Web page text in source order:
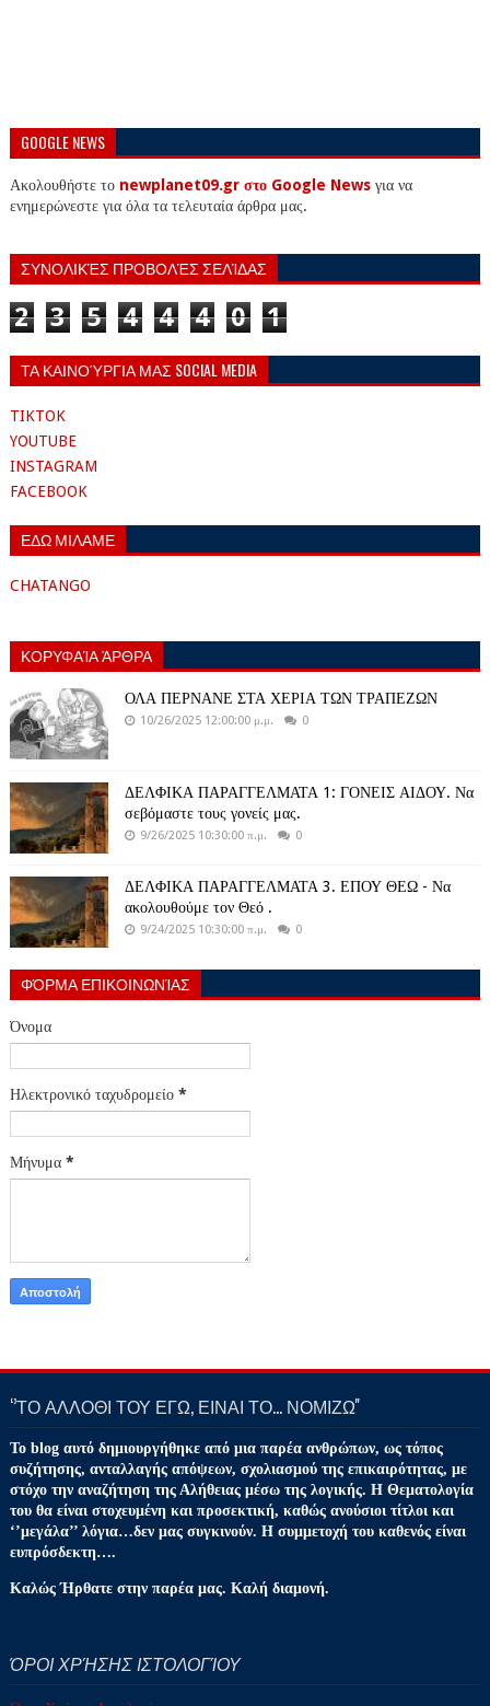
GOOGLE NEWS
Ακολουθήστε το newplanet09.gr στο Google Newsγια να
ενημερώνεστε για όλα τα τελευταία άρθρα μας.
ΣΥΝΟΛΙΚΈΣ ΠΡΟΒΟΛΈΣ ΣΕΛΊΔΑΣ
2 3 5 4 4 4 0 1
ΤΑ ΚΑΙΝΟΎΡΓΙΑ ΜΑΣ SOCIAL MEDIA
TIKTOK
YOUTUBE
INSTAGRAM
FACEBOOK
ΕΔΩ ΜΙΛΑΜΕ
CHATANGO
ΚΟΡΥΦΑΊΑ ΆΡΘΡΑ
ΟΛΑ ΠΕΡΝΑΝΕ ΣΤΑ ΧΕΡΙΑ ΤΩΝ ΤΡΑΠΕΖΩΝ
10/26/2025 12:00:00 μ.μ. 0
ΔΕΛΦΙΚΑ ΠΑΡΑΓΓΕΛΜΑΤΑ 1: ΓΟΝΕΙΣ ΑΙΔΟΥ. Να
σεβόμαστε τους γονείς μας.
9/26/2025 10:30:00 π.μ. 0
ΔΕΛΦΙΚΑ ΠΑΡΑΓΓΕΛΜΑΤΑ 3. ΕΠΟΥ ΘΕΩ - Να
ακολουθούμε τον Θεό .
9/24/2025 10:30:00 π.μ. 0
ΦΌΡΜΑ ΕΠΙΚΟΙΝΩΝΊΑΣ
Όνομα
Ηλεκτρονικό ταχυδρομείο *
Μήνυμα *
‘’ΤΟ ΑΛΛΟΘΙ ΤΟΥ ΕΓΩ, ΕΙΝΑΙ ΤΟ… ΝΟΜΙΖΩ''
Το blog αυτό δημιουργήθηκε από μια παρέα ανθρώπων, ως τόπος
συζήτησης, ανταλλαγής απόψεων, σχολιασμού της επικαιρότητας, με
στόχο την αναζήτηση της Αλήθειας μέσω της λογικής. Η Θεματολογία
του θα είναι στοχευμένη και προσεκτική, καθώς ανούσιοι τίτλοι και
‘’μεγάλα’’ λόγια…δεν μας συγκινούν. Η συμμετοχή του καθενός είναι
ευπρόσδεκτη….
Καλώς Ήρθατε στην παρέα μας. Καλή διαμονή.
ΌΡΟΙ ΧΡΉΣΗΣ ΙΣΤΟΛΟΓΊΟΥ